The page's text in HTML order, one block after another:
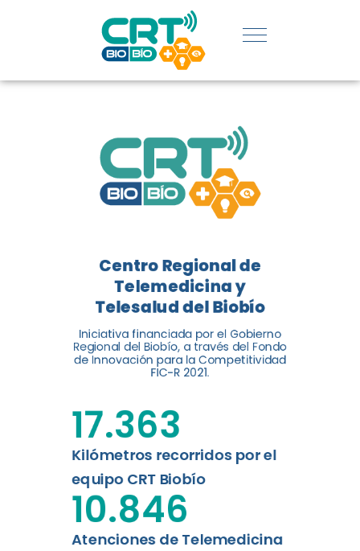
REGIÓN:
CONOCE
LOGROS
DE CRT
BIOBÍO
El Centro Regional de
Telemedicina y Telesalud del
Biobío presenta el balance de
tres años acercando la salud
digital a los habitantes...
Leer más
Centro Regional de
Telemedicina y
Telesalud del Biobío
Iniciativa financiada por el Gobierno
Regional del Biobío, a través del Fondo
de Innovación para la Competitividad
FIC-R 2021.
Kilómetros recorridos por el
equipo CRT Biobío
17.363
Atenciones de Telemedicina
10.846